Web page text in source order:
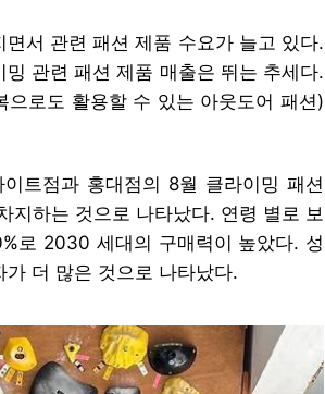
서 관련 패션 제품 수요가 늘고 있다.
관련 패션 제품 매출은 뛰는 추세다.
로도 활용할 수 있는 아웃도어 패션)
트점과 홍대점의 8월 클라이밍 패션
지하는 것으로 나타났다. 연령 별로 보
로 2030 세대의 구매력이 높았다. 성
더 많은 것으로 나타났다.